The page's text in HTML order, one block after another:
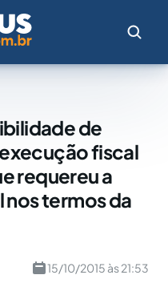
de
fiscal
requereu a
termos da
15/10/2015 às 21:53